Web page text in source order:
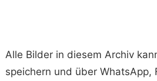
Alle Bilder in diesem Archiv
speichern und über WhatsApp,